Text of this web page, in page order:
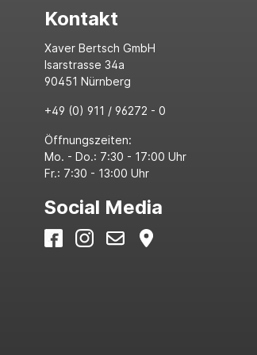
Kontakt
Xaver Bertsch GmbH
Isarstrasse 34a
90451 Nürnberg
+49 (0) 911 / 96272 - 0
Öffnungszeiten:
Mo. - Do.: 7:30 - 17:00 Uhr
Fr.: 7:30 - 13:00 Uhr
Social Media